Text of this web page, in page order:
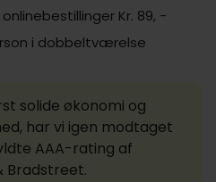
Kr. 89, -
i dobbeltværelse
solide økonomi og
har vi igen modtaget
AAA-rating af
Bradstreet.